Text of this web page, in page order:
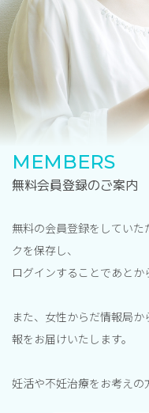
MEMBERS
無料会員登録のご案内
無料の会員登録をしてい
クを保存し、
ログインすることであとか
また、女性からだ情報局
報をお届けいたします。
妊活や不妊治療をお考えの